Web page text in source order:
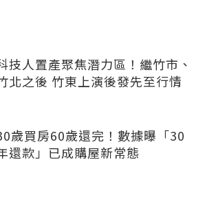
技人置產聚焦潛力區！繼竹市、
北之後 竹東上演後發先至行情
歲買房60歲還完！數據曝「30
還款」已成購屋新常態